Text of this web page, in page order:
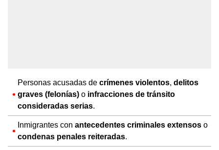
Personas acusadas de crímenes violentos, delitos
graves (felonías) o infracciones de tránsito
consideradas serias.
Inmigrantes con antecedentes criminales extensos o
condenas penales reiteradas.